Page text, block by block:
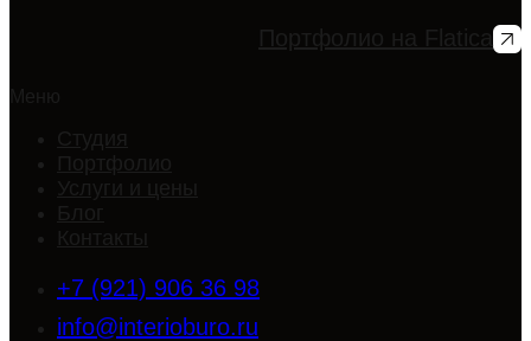
Меню
Студия
Портфолио
Услуги и цены
+7 (921) 906 36 98
info@interioburo.ru